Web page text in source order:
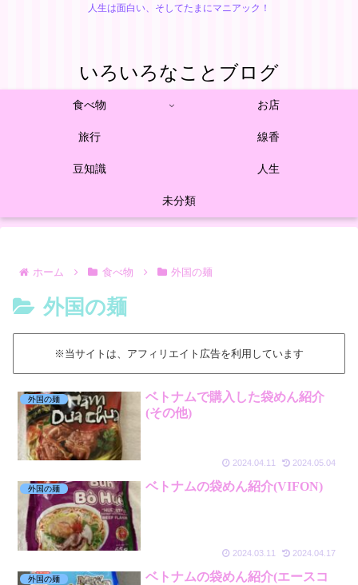
人生は面白い、そしてたまにマニアック！
いろいろなことブログ
食べ物 お店
旅行 線香
豆知識 人生
未分類
ホーム 食べ物 外国の麺
外国の麺
※当サイトは、アフィリエイト広告を利用しています
外国の麺
ベトナムで購入した袋めん紹介
(その他)
2024.04.11 2024.05.04
外国の麺 ベトナムの袋めん紹介(VIFON)
2024.03.11 2024.04.17
外国の麺
ベトナムの袋めん紹介(エースコ